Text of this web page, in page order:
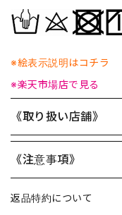
※絵表示説明はコチラ
※楽天市場店で見る
《取り扱い店舗》
《注意事項》
返品特約について